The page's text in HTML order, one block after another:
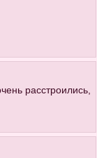
расстроились,